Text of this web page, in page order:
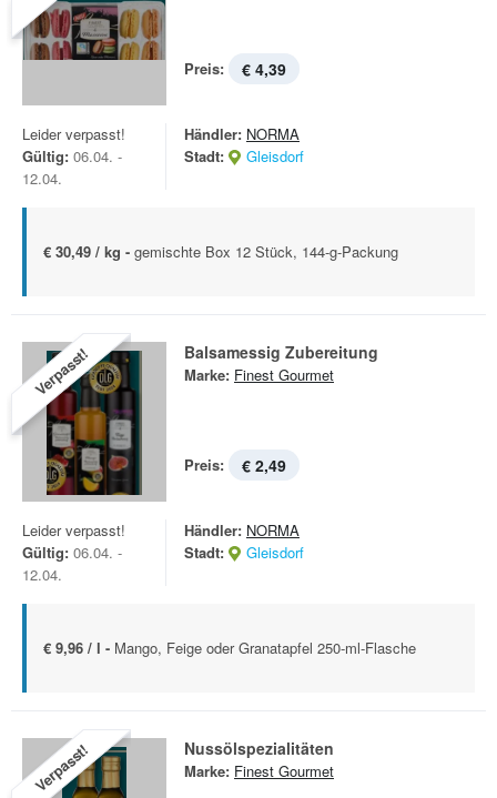
Preis: € 4,39
Leider verpasst!
Gültig: 06.04. -
12.04.
Händler: NORMA
Stadt:
Gleisdorf
€ 30,49 / kg - gemischte Box 12 Stück, 144-g-Packung
Verpasst! Balsamessig Zubereitung
Marke: Finest Gourmet
Preis: € 2,49
Leider verpasst!
Gültig: 06.04. -
12.04.
Händler: NORMA
Stadt:
Gleisdorf
€ 9,96 / l - Mango, Feige oder Granatapfel 250-ml-Flasche
Verpasst! Nussölspezialitäten
Marke: Finest Gourmet